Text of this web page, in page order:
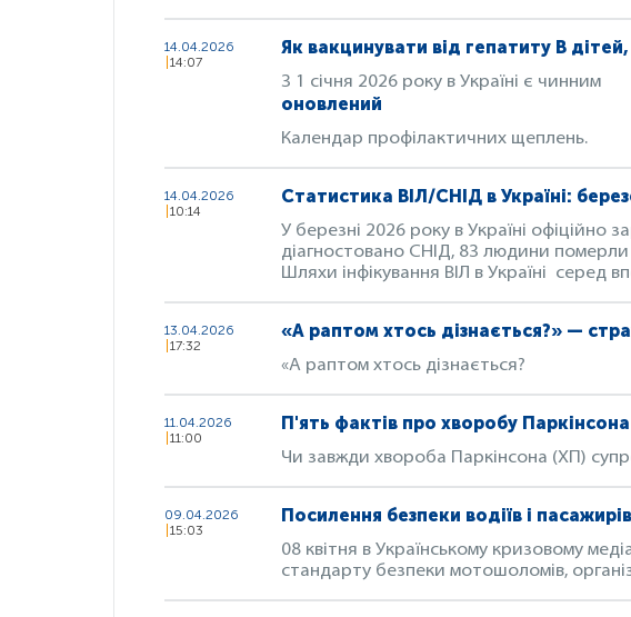
14.04.2026
14:07
Як вакцинувати від гепатиту В
З 1 січня 2026 року в Україні є чинним
оновлений
Календар профілактичних щеплень.
14.04.2026
10:14
Статистика ВІЛ/СНІД в Україні:
У березні 2026 року в Україні офіційно
діагностовано СНІД, 83 людини
Шляхи інфікування ВІЛ в Україні серед
13.04.2026
17:32
«А раптом хтось дізнається?» —
«А раптом хтось дізнається?
11.04.2026
11:00
П'ять фактів про хворобу Паркінсона
Чи завжди хвороба Паркінсона (ХП)
09.04.2026
15:03
Посилення безпеки водіїв і
08 квітня в Українському кризовому
стандарту безпеки мотошоломів,